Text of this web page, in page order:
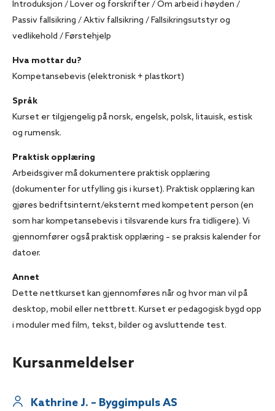
Introduksjon / Lover og forskrifter / Om arbeid i høyden /
Passiv fallsikring / Aktiv fallsikring / Fallsikringsutstyr og
vedlikehold / Førstehjelp
Hva mottar du?
Kompetansebevis (elektronisk + plastkort)
Språk
Kurset er tilgjengelig på norsk, engelsk, polsk, litauisk, estisk
og rumensk.
Praktisk opplæring
Arbeidsgiver må dokumentere praktisk opplæring
(dokumenter for utfylling gis i kurset). Praktisk opplæring kan
gjøres bedriftsinternt/eksternt med kompetent person (en
som har kompetansebevis i tilsvarende kurs fra tidligere). Vi
gjennomfører også praktisk opplæring – se praksis kalender for
datoer.
Annet
Dette nettkurset kan gjennomføres når og hvor man vil på
desktop, mobil eller nettbrett. Kurset er pedagogisk bygd opp
i moduler med film, tekst, bilder og avsluttende test.
Kursanmeldelser
Kathrine J. – Byggimpuls AS